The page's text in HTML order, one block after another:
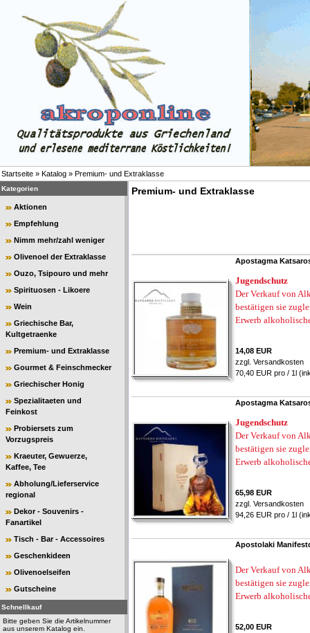
Startseite » Katalog » Premium- und Extraklasse
Kategorien
Aktionen
Empfehlung
Nimm mehr/zahl weniger
Olivenoel der Extraklasse
Ouzo, Tsipouro und mehr
Spirituosen - Likoere
Wein
Griechische Bar,
Kultgetraenke
Premium- und Extraklasse
Gourmet & Feinschmecker
Griechischer Honig
Spezialitaeten und
Feinkost
Probiersets zum
Vorzugspreis
Kraeuter, Gewuerze,
Kaffee, Tee
Abholung/Lieferservice
regional
Dekor - Souvenirs -
Fanartikel
Tisch - Bar - Accessoires
Geschenkideen
Olivenoelseifen
Gutscheine
Schnellkauf
Bitte geben Sie die Artikelnummer
aus unserem Katalog ein.
Premium- und Extraklasse
Apostagma
Jugendschutz
Der Verkauf von
bestätigen sie
Erwerb
14,08 EUR
zzgl. Versandkosten
70,40 EUR pro / 1l
Apostagma
Jugendschutz
Der Verkauf von
bestätigen sie
Erwerb
65,98 EUR
zzgl. Versandkosten
94,26 EUR pro / 1l
Apostolaki
Der Verkauf von
bestätigen sie
Erwerb
52,00 EUR